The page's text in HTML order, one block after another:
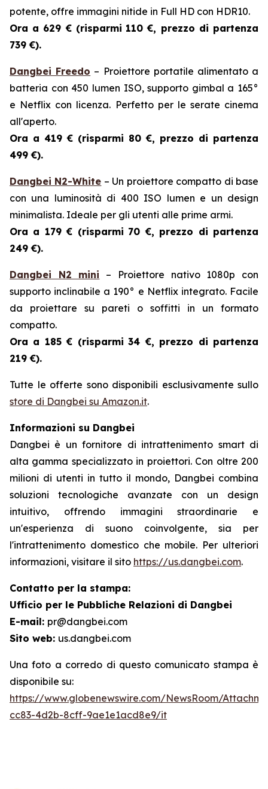
potente, offre immagini nitide in Full HD con HDR10.
Ora a 629 € (risparmi 110 €, prezzo di partenza
739 €).
Dangbei Freedo – Proiettore portatile alimentato a
batteria con 450 lumen ISO, supporto gimbal a 165°
e Netflix con licenza. Perfetto per le serate cinema
all'aperto.
Ora a 419 € (risparmi 80 €, prezzo di partenza
499 €).
Dangbei N2-White – Un proiettore compatto di base
con una luminosità di 400 ISO lumen e un design
minimalista. Ideale per gli utenti alle prime armi.
Ora a 179 € (risparmi 70 €, prezzo di partenza
249 €).
Dangbei N2 mini – Proiettore nativo 1080p con
supporto inclinabile a 190° e Netflix integrato. Facile
da proiettare su pareti o soffitti in un formato
compatto.
Ora a 185 € (risparmi 34 €, prezzo di partenza
219 €).
Tutte le offerte sono disponibili esclusivamente sullo
store di Dangbei su Amazon.it.
Informazioni su Dangbei
Dangbei è un fornitore di intrattenimento smart di
alta gamma specializzato in proiettori. Con oltre 200
milioni di utenti in tutto il mondo, Dangbei combina
soluzioni tecnologiche avanzate con un design
intuitivo, offrendo immagini straordinarie e
un'esperienza di suono coinvolgente, sia per
l'intrattenimento domestico che mobile. Per ulteriori
informazioni, visitare il sito https://us.dangbei.com.
Contatto per la stampa:
Ufficio per le Pubbliche Relazioni di Dangbei
E-mail: pr@dangbei.com
Sito web: us.dangbei.com
Una foto a corredo di questo comunicato stampa è
disponibile su:
https://www.globenewswire.com/NewsRoom/
cc83-4d2b-8cff-9ae1e1acd8e9/it